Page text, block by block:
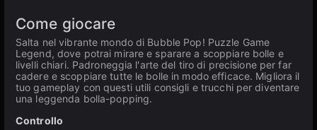
Come giocare
Salta nel vibrante mondo di Bubble Pop! Puzzle Game
Legend, dove potrai mirare e sparare a scoppiare bolle e
livelli chiari. Padroneggia l'arte del tiro di precisione per far
cadere e scoppiare tutte le bolle in modo efficace. Migliora il
tuo gameplay con questi utili consigli e trucchi per diventare
una leggenda bolla-popping.
Controllo